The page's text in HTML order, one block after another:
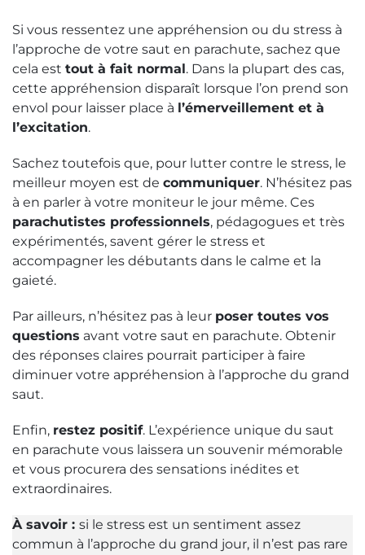
Si vous ressentez une appréhension ou du stress à
l’approche de votre saut en parachute, sachez que
cela est tout à fait normal. Dans la plupart des cas,
cette appréhension disparaît lorsque l’on prend son
envol pour laisser place à l’émerveillement et à
l’excitation.
Sachez toutefois que, pour lutter contre le stress, le
meilleur moyen est de communiquer. N’hésitez pas
à en parler à votre moniteur le jour même. Ces
parachutistes professionnels, pédagogues et très
expérimentés, savent gérer le stress et
accompagner les débutants dans le calme et la
gaieté.
Par ailleurs, n’hésitez pas à leur poser toutes vos
questions avant votre saut en parachute. Obtenir
des réponses claires pourrait participer à faire
diminuer votre appréhension à l’approche du grand
saut.
Enfin, restez positif. L’expérience unique du saut
en parachute vous laissera un souvenir mémorable
et vous procurera des sensations inédites et
extraordinaires.
À savoir : si le stress est un sentiment assez
commun à l’approche du grand jour, il n’est pas rare